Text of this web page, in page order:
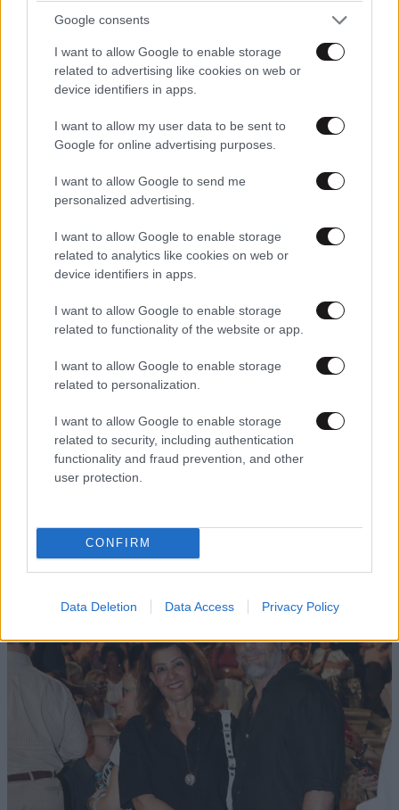
Google consents
I want to allow Google to enable storage
related to advertising like cookies on web or
device identifiers in apps.
I want to allow my user data to be sent to
Google for online advertising purposes.
I want to allow Google to send me
personalized advertising.
I want to allow Google to enable storage
related to analytics like cookies on web or
device identifiers in apps.
I want to allow Google to enable storage
related to functionality of the website or app.
I want to allow Google to enable storage
related to personalization.
I want to allow Google to enable storage
related to security, including authentication
functionality and fraud prevention, and other
user protection.
CONFIRM
Data Deletion Data Access Privacy Policy
ΣΧΌΛΙΑ ΑΝΑΓΝΩΣΤΏΝ
Xαρακτήρες: 0/1000
Διαβάστε και ακολουθήστε τους κανόνες σχολιασμού
ΠΡΟΣΘΗΚΗ
TRENDING